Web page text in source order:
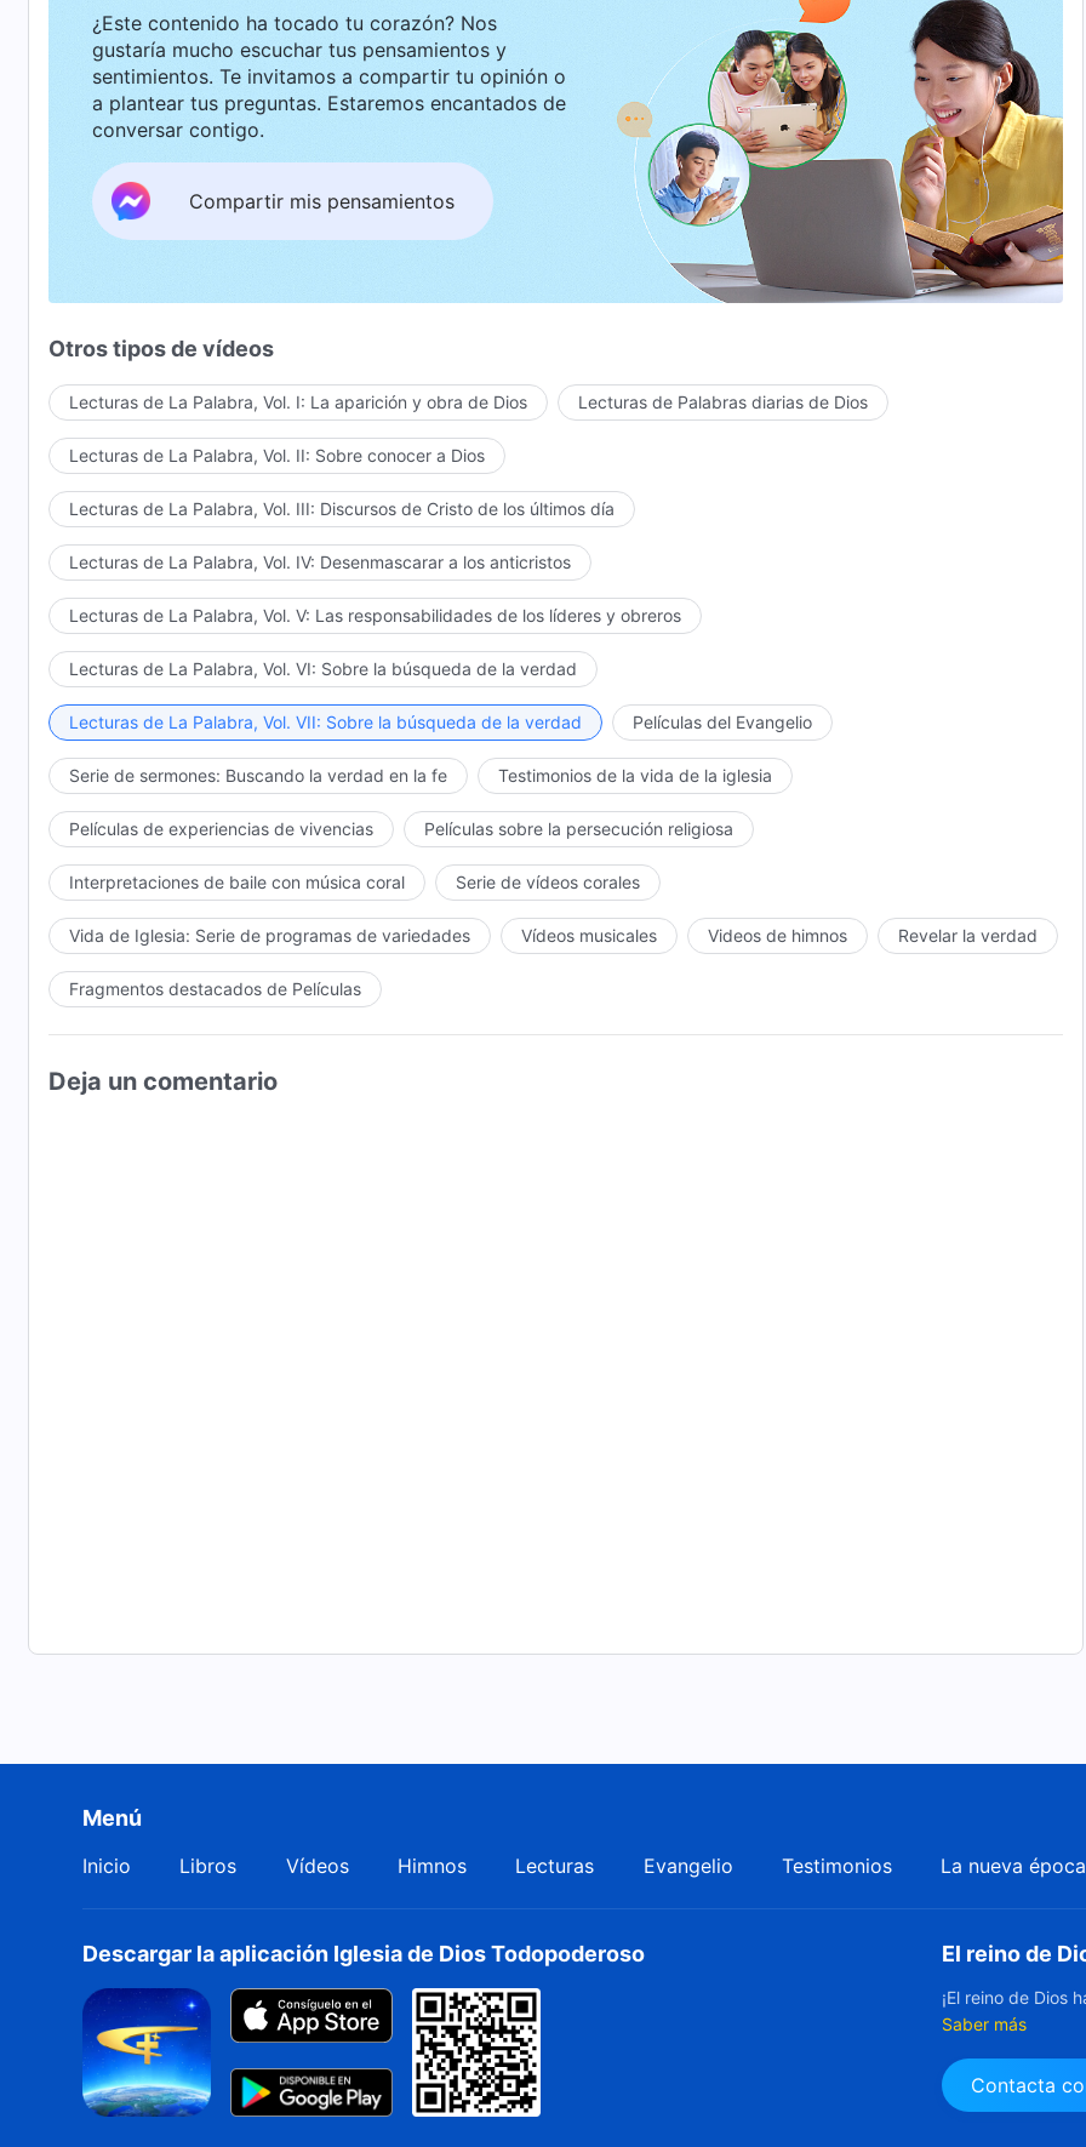
¿Este contenido ha tocado tu corazón? Nos
gustaría mucho escuchar tus pensamientos y
sentimientos. Te invitamos a compartir tu opinión o
a plantear tus preguntas. Estaremos encantados de
conversar contigo.
Compartir mis pensamientos
Otros tipos de vídeos
Lecturas de La Palabra, Vol. I: La aparición y obra de Dios Lecturas de Palabras diarias de Dios
Lecturas de La Palabra, Vol. II: Sobre conocer a Dios
Lecturas de La Palabra, Vol. III: Discursos de Cristo de los últimos día
Lecturas de La Palabra, Vol. IV: Desenmascarar a los anticristos
Lecturas de La Palabra, Vol. V: Las responsabilidades de los líderes y obreros
Lecturas de La Palabra, Vol. VI: Sobre la búsqueda de la verdad
Lecturas de La Palabra, Vol. VII: Sobre la búsqueda de la verdad Películas del Evangelio
Serie de sermones: Buscando la verdad en la fe Testimonios de la vida de la iglesia
Películas de experiencias de vivencias Películas sobre la persecución religiosa
Interpretaciones de baile con música coral Serie de vídeos corales
Vida de Iglesia: Serie de programas de variedades Vídeos musicales Videos de himnos Revelar la verdad
Fragmentos destacados de Películas
Deja un comentario
Menú
Inicio Libros Vídeos Himnos Lecturas Evangelio Testimonios La nueva época
Descargar la aplicación Iglesia de Dios Todopoderoso El reino de
¡El reino de Dios
Saber más
Contacta